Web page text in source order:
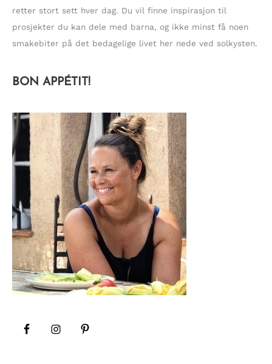
retter stort sett hver dag. Du vil finne inspirasjon til
prosjekter du kan dele med barna, og ikke minst få noen
smakebiter på det bedagelige livet her nede ved solkysten.
BON APPÉTIT!